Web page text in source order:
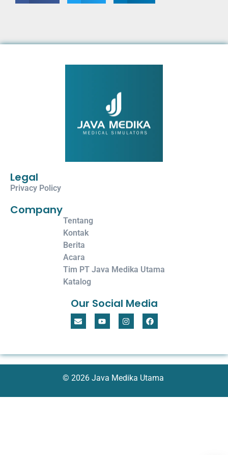
Legal
Privacy Policy
Tentang
Kontak
Berita
Acara
Tim PT Java Medika Utama
Katalog
Company
Our Social Media
© 2026 Java Medika Utama